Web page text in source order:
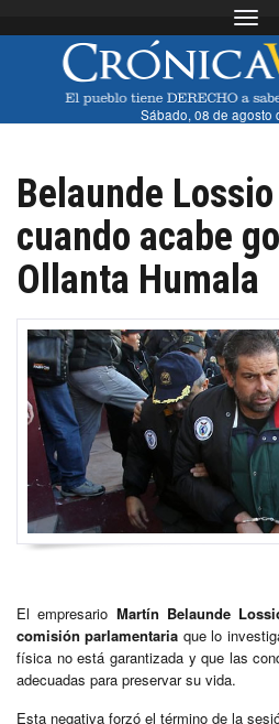
Sábado, 08 de agosto
Belaunde
cuando acabe
Ollanta Humala
El empresario Martín Belaunde
comisión parlamentaria que lo
física no está garantizada y que las
adecuadas para preservar su vida.
Esta negativa forzó el término de la